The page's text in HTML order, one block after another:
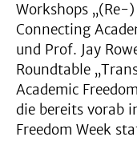
Workshops
Connecting
und Prof. Jay
Roundtable
Academic
die bereits vorab
Freedom Week